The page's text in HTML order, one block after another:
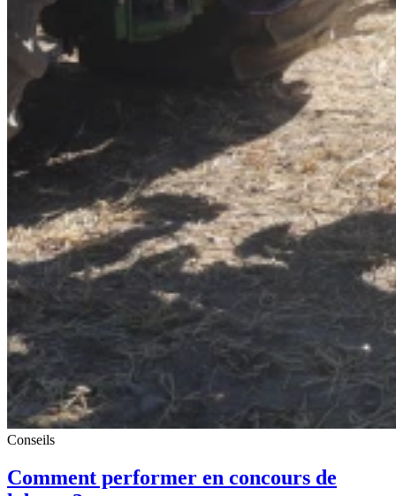
Conseils
Comment performer en concours de